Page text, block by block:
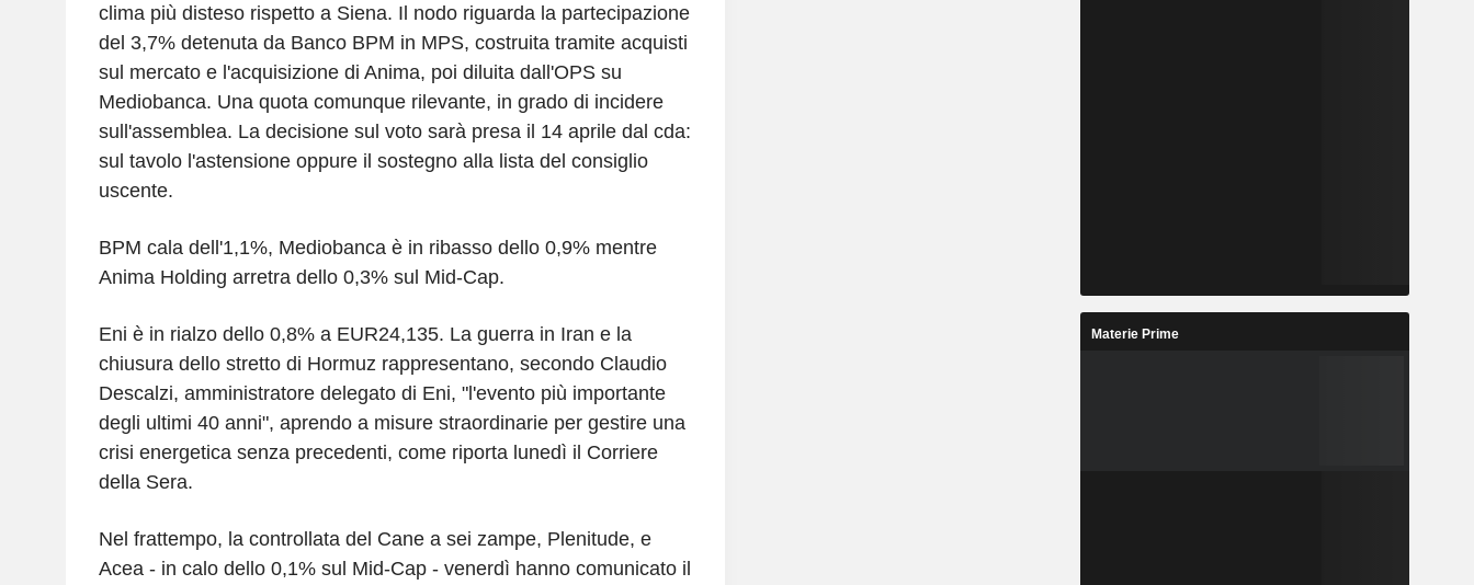
clima più disteso rispetto a Siena. Il nodo riguarda la partecipazione
del 3,7% detenuta da Banco BPM in MPS, costruita tramite acquisti
sul mercato e l'acquisizione di Anima, poi diluita dall'OPS su
Mediobanca. Una quota comunque rilevante, in grado di incidere
sull'assemblea. La decisione sul voto sarà presa il 14 aprile dal cda:
sul tavolo l'astensione oppure il sostegno alla lista del consiglio
uscente.
BPM cala dell'1,1%, Mediobanca è in ribasso dello 0,9% mentre
Anima Holding arretra dello 0,3% sul Mid-Cap.
Eni è in rialzo dello 0,8% a EUR24,135. La guerra in Iran e la
chiusura dello stretto di Hormuz rappresentano, secondo Claudio
Descalzi, amministratore delegato di Eni, "l'evento più importante
degli ultimi 40 anni", aprendo a misure straordinarie per gestire una
crisi energetica senza precedenti, come riporta lunedì il Corriere
della Sera.
Nel frattempo, la controllata del Cane a sei zampe, Plenitude, e
Acea - in calo dello 0,1% sul Mid-Cap - venerdì hanno comunicato il
Materie Prime